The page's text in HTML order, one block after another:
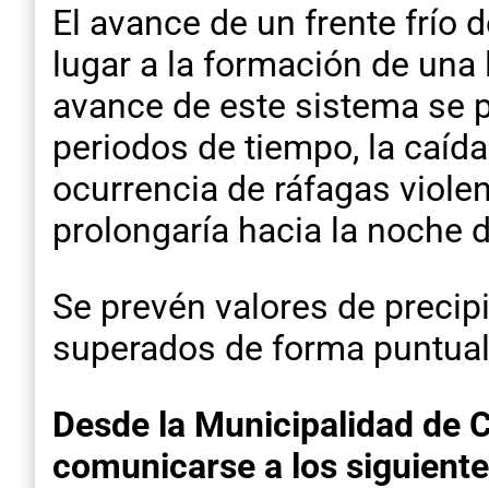
El avance de un frente frío
lugar a la formación de
avance de este sistema se
periodos de tiempo, la
ocurrencia de ráfagas
prolongaría hacia la noche
Se prevén valores de
superados de forma
Desde la Municipalidad de
comunicarse a los